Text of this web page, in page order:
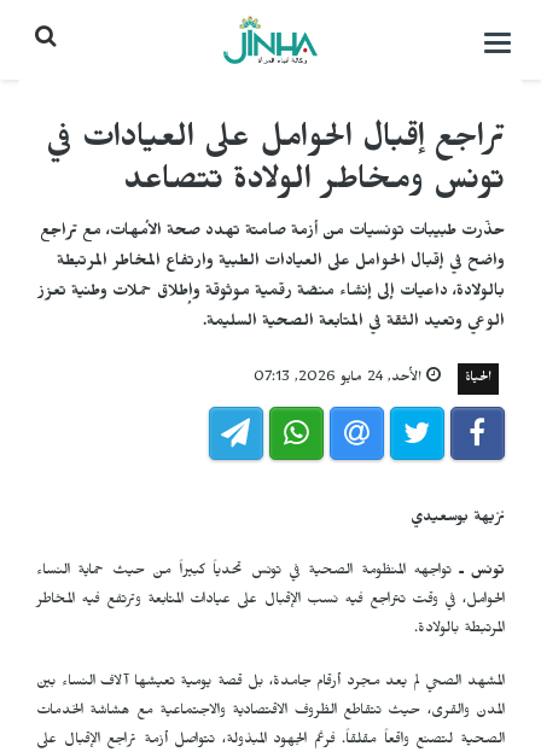
التحكم
تراجع إقبال الحوامل على العيادات في
تونس ومخاطر الولادة تتصاعد
حذّرت طبيبات تونسيات من أزمة صامتة تهدد صحة الأمهات، مع تراجع
واضح في إقبال الحوامل على العيادات الطبية وارتفاع المخاطر المرتبطة
بالولادة، داعيات إلى إنشاء منصّة رقمية موثوقة وإطلاق حملات وطنية تعزز
الوعي وتعيد الثقة في المتابعة الصحية السليمة.
الحياة الأحد, 24 مايو 2026, 07:13
نزيهة بوسعيدي
تونس ـ تواجهه المنظومة الصحية في تونس تحدياً كبيراً من حيث حماية النساء
الحوامل، في وقت تتراجع فيه نسب الإقبال على عيادات المتابعة وترتفع فيه المخاطر
المرتبطة بالولادة.
المشهد الصحي لم يعد مجرد أرقام جامدة، بل قصة يومية تعيشها آلاف النساء بين
المدن والقرى، حيث تتقاطع الظروف الاقتصادية والاجتماعية مع هشاشة الخدمات
الصحية لتصنع واقعاً مقلقاً. فرغم الجهود المبذولة، تتواصل أزمة تراجع الإقبال على